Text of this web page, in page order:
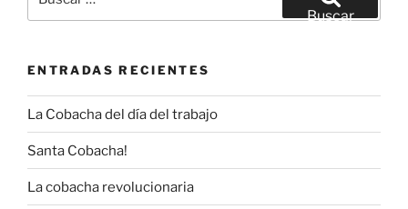
por:
Buscar
ENTRADAS RECIENTES
La Cobacha del día del trabajo
Santa Cobacha!
La cobacha revolucionaria